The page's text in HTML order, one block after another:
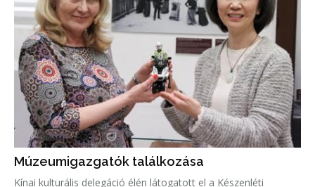
Múzeumigazgatók találkozása
Kínai kulturális delegáció élén látogatott el a Készenléti